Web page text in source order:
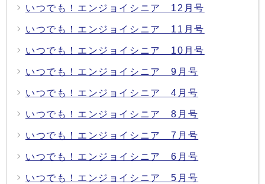
いつでも！エンジョイシニア 12月号
いつでも！エンジョイシニア 11月号
いつでも！エンジョイシニア 10月号
いつでも！エンジョイシニア 9月号
いつでも！エンジョイシニア 4月号
いつでも！エンジョイシニア 8月号
いつでも！エンジョイシニア 7月号
いつでも！エンジョイシニア 6月号
いつでも！エンジョイシニア 5月号